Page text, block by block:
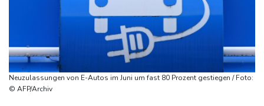
stärker überprüfen
Röwekamp: Innenministerium muss zentral für Drohnenabwehr
zuständig sein
Trump unternimmt neuen Vorstoß im Streit um US-
Staatsbürgerschaft
Erdogan reist zu Dreier-Gipfel mit Pakistan nach Saudi-Arabien
Neuzulassungen von E-Autos im Juni um fast 80 Prozent gestiegen / Foto:
© AFP/Archiv